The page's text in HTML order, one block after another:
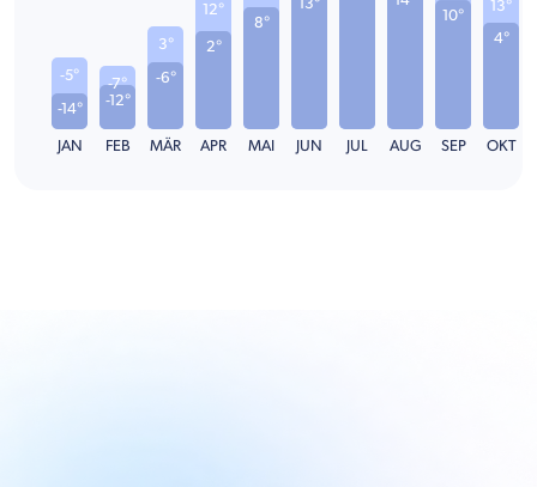
-14°
-5°
JAN
-12°
-7°
FEB
-6°
3°
MÄR
2°
12°
APR
8°
MAI JUN JUL AUG
10°
SEP
4°
13°
OKT